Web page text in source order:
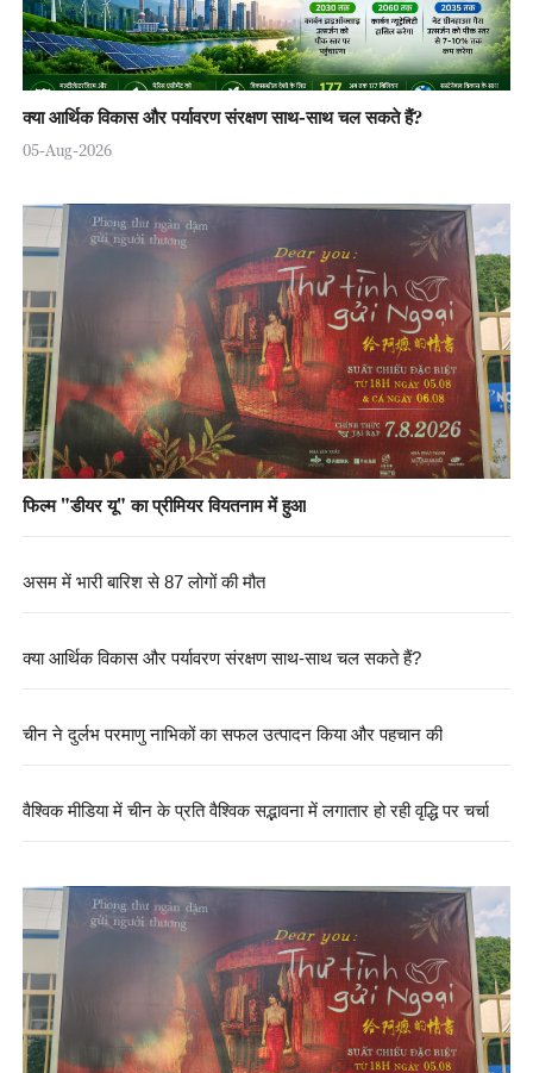
क्या आर्थिक विकास और पर्यावरण संरक्षण साथ-साथ चल सकते हैं?
05-Aug-2026
फिल्म "डीयर यू" का प्रीमियर वियतनाम में हुआ
असम में भारी बारिश से 87 लोगों की मौत
क्या आर्थिक विकास और पर्यावरण संरक्षण साथ-साथ चल सकते हैं?
चीन ने दुर्लभ परमाणु नाभिकों का सफल उत्पादन किया और पहचान की
वैश्विक मीडिया में चीन के प्रति वैश्विक सद्भावना में लगातार हो रही वृद्धि पर चर्चा